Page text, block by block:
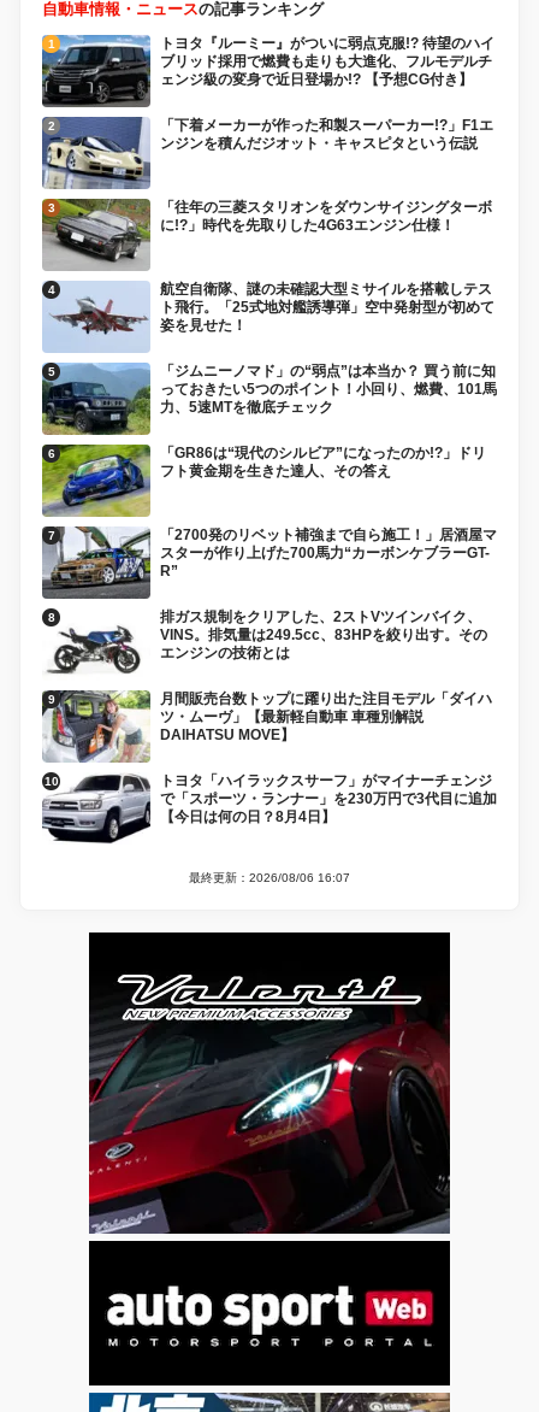
自動車情報・ニュースの記事ランキング
トヨタ『ルーミー』がついに弱点克服!? 待望のハイ
ブリッド採用で燃費も走りも大進化、フルモデルチ
ェンジ級の変身で近日登場か!? 【予想CG付き】
「下着メーカーが作った和製スーパーカー!?」F1エ
ンジンを積んだジオット・キャスピタという伝説
「往年の三菱スタリオンをダウンサイジングターボ
に!?」時代を先取りした4G63エンジン仕様！
航空自衛隊、謎の未確認大型ミサイルを搭載しテス
ト飛行。「25式地対艦誘導弾」空中発射型が初めて
姿を見せた！
「ジムニーノマド」の“弱点”は本当か？ 買う前に知
っておきたい5つのポイント！小回り、燃費、101馬
力、5速MTを徹底チェック
「GR86は“現代のシルビア”になったのか!?」ドリ
フト黄金期を生きた達人、その答え
「2700発のリベット補強まで自ら施工！」居酒屋マ
スターが作り上げた700馬力“カーボンケブラーGT-
R”
排ガス規制をクリアした、2ストVツインバイク、
VINS。排気量は249.5cc、83HPを絞り出す。その
エンジンの技術とは
月間販売台数トップに躍り出た注目モデル「ダイハ
ツ・ムーヴ」【最新軽自動車 車種別解説
DAIHATSU MOVE】
トヨタ「ハイラックスサーフ」がマイナーチェンジ
で「スポーツ・ランナー」を230万円で3代目に追加
【今日は何の日？8月4日】
最終更新：2026/08/06 16:07